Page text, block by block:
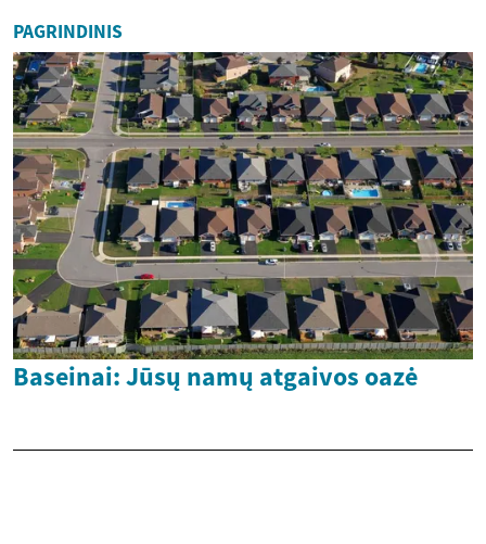
PAGRINDINIS
Baseinai: Jūsų namų atgaivos oazė